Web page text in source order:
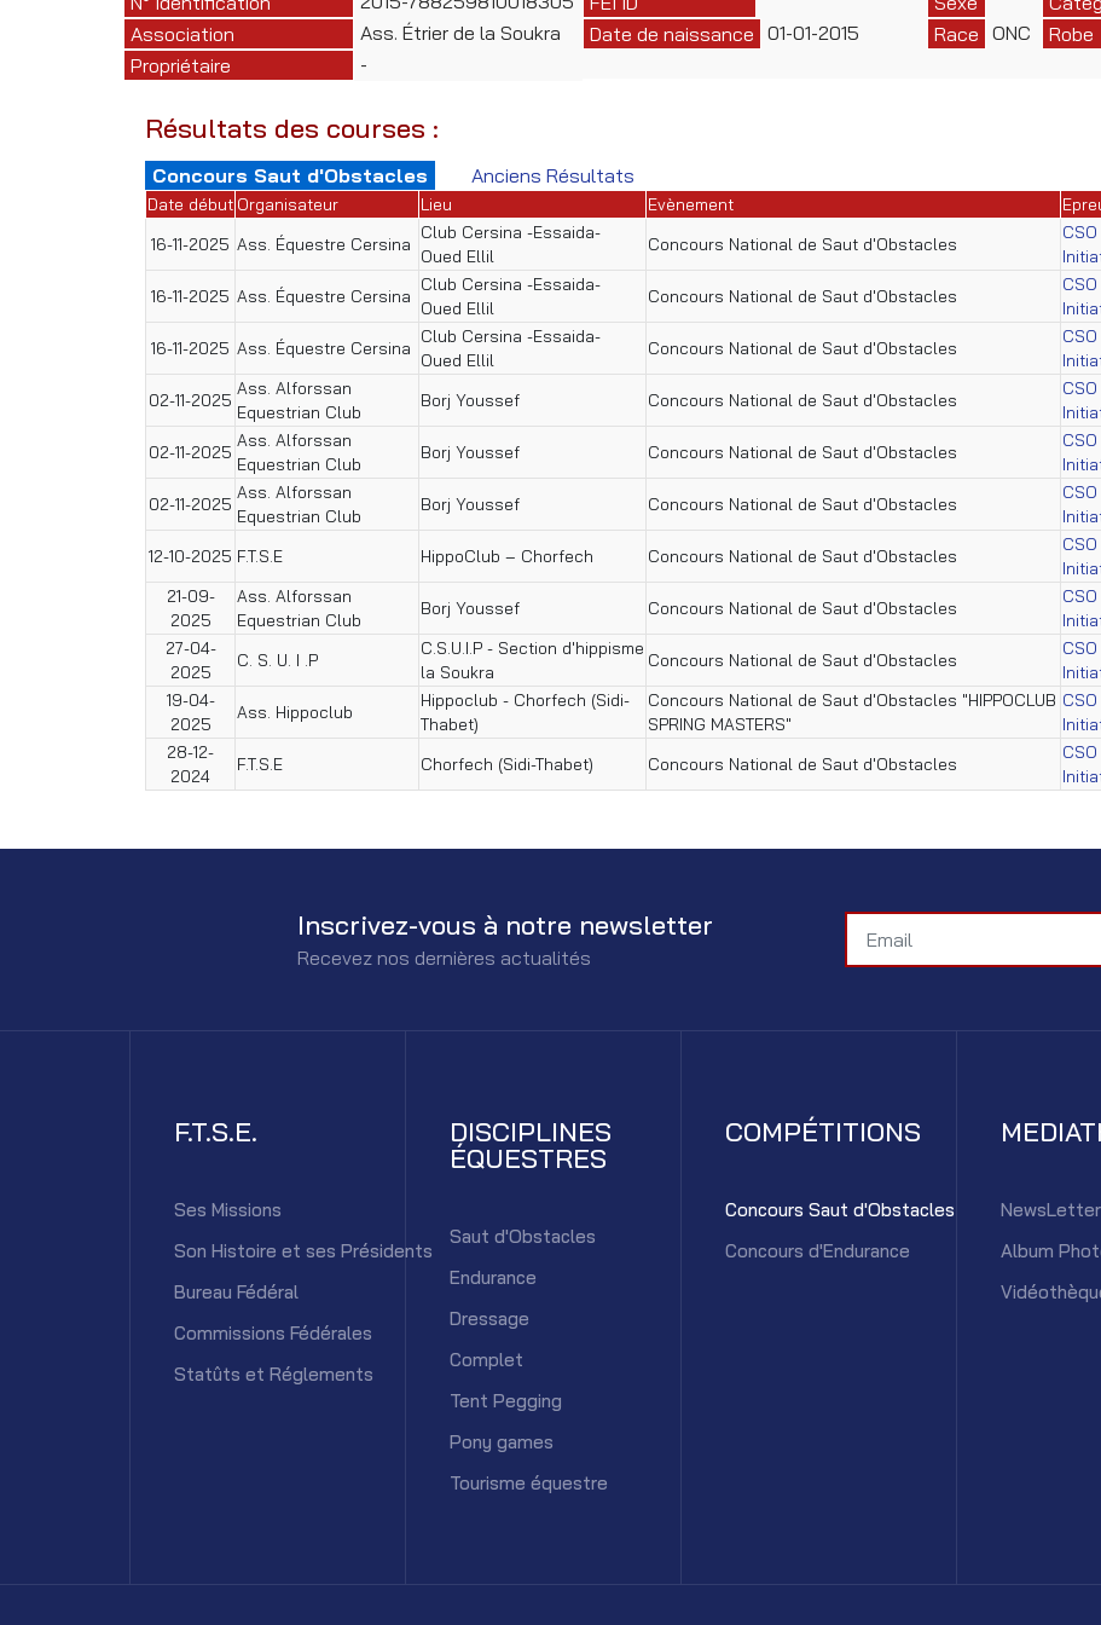
Association
Ass. Étrier de la Soukra
Propriétaire
-
Date de naissance 01-01-2015
Race ONC
Robe
Résultats des courses :
Concours Saut d'Obstacles Anciens Résultats
Date début Organisateur Lieu Evènement
16-11-2025 Ass. Équestre Cersina
Club Cersina -Essaida-
Oued Ellil
Concours National de Saut d'Obstacles
CSO
16-11-2025 Ass. Équestre Cersina
Club Cersina -Essaida-
Oued Ellil
Concours National de Saut d'Obstacles
CSO
16-11-2025 Ass. Équestre Cersina
Club Cersina -Essaida-
Oued Ellil
Concours National de Saut d'Obstacles
CSO
02-11-2025
Ass. Alforssan
Equestrian Club
Borj Youssef Concours National de Saut d'Obstacles
CSO
02-11-2025
Ass. Alforssan
Equestrian Club
Borj Youssef Concours National de Saut d'Obstacles
CSO
02-11-2025
Ass. Alforssan
Equestrian Club
Borj Youssef Concours National de Saut d'Obstacles
CSO
12-10-2025 F.T.S.E HippoClub – Chorfech Concours National de Saut d'Obstacles
CSO
21-09-
2025
Ass. Alforssan
Equestrian Club
Borj Youssef Concours National de Saut d'Obstacles
CSO
27-04-
2025
C. S. U. I .P
C.S.U.I.P - Section d'hippisme
la Soukra
Concours National de Saut d'Obstacles
CSO
19-04-
2025
Ass. Hippoclub
Hippoclub - Chorfech (Sidi-
Thabet)
Concours National de Saut d'Obstacles "HIPPOCLUB
SPRING MASTERS"
CSO
28-12-
2024
F.T.S.E Chorfech (Sidi-Thabet) Concours National de Saut d'Obstacles
CSO
Inscrivez-vous à notre newsletter
Recevez nos dernières actualités
F.T.S.E.
Ses Missions
Son Histoire et ses Présidents
Bureau Fédéral
Commissions Fédérales
Statûts et Réglements
DISCIPLINES
ÉQUESTRES
Saut d'Obstacles
Endurance
Dressage
Complet
Tent Pegging
Pony games
Tourisme équestre
COMPÉTITIONS
Concours Saut d'Obstacles
Concours d'Endurance
NewsLetter
Album